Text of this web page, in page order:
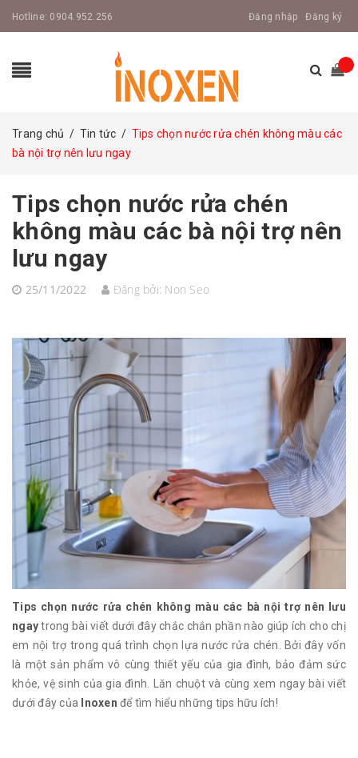
Hotline: 0904.952.256 Đăng nhập Đăng ký
Trang chủ / Tin tức / Tips chọn nước rửa chén không màu các
bà nội trợ nên lưu ngay
Tips chọn nước rửa chén
không màu các bà nội trợ nên
lưu ngay
25/11/2022 Đăng bởi: Non Seo
Tips chọn nước rửa chén không màu các bà nội trợ nên lưu
ngaytrong bài viết dưới đây chắc chắn phần nào giúp ích cho chị
em nội trợ trong quá trình chọn lựa nước rửa chén. Bởi đây vốn
là một sản phẩm vô cùng thiết yếu của gia đình, bảo đảm sức
khỏe, vệ sinh của gia đình. Lăn chuột và cùng xem ngay bài viết
dưới đây của Inoxen để tìm hiểu những tips hữu ích!